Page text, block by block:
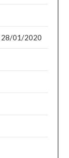
28/01/2020